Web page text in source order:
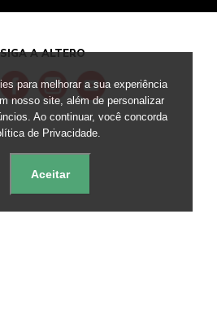
SIGA A ALTERO
para melhorar a sua experiência
nosso site, além de personalizar
Ao continuar, você concorda
de Privacidade.
Aceitar